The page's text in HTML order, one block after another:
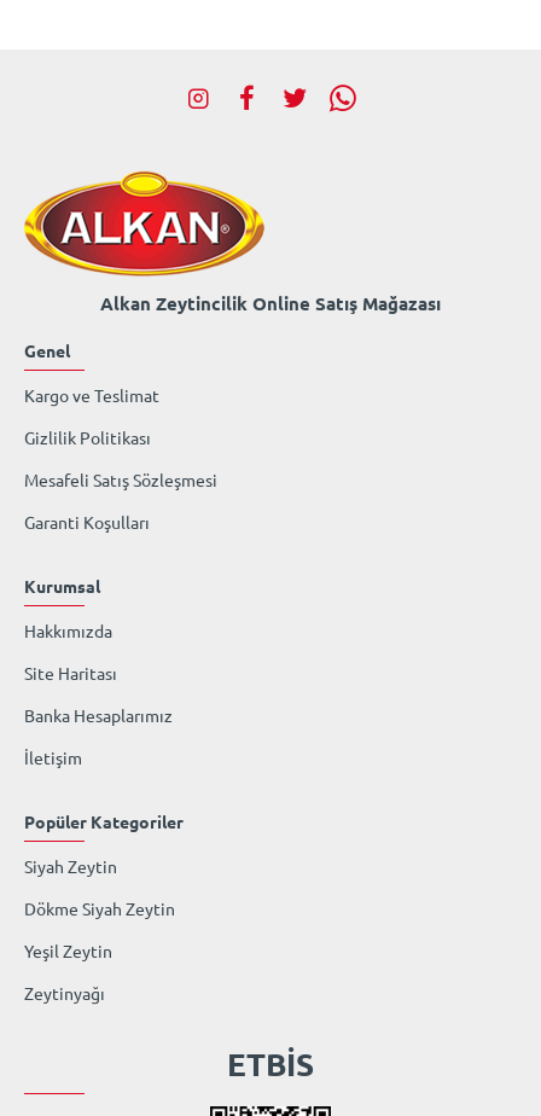
Alkan Zeytincilik Online Satış Mağazası
Genel
Kargo ve Teslimat
Gizlilik Politikası
Mesafeli Satış Sözleşmesi
Garanti Koşulları
Kurumsal
Hakkımızda
Site Haritası
Banka Hesaplarımız
İletişim
Popüler Kategoriler
Siyah Zeytin
Dökme Siyah Zeytin
Yeşil Zeytin
Zeytinyağı
ETBİS